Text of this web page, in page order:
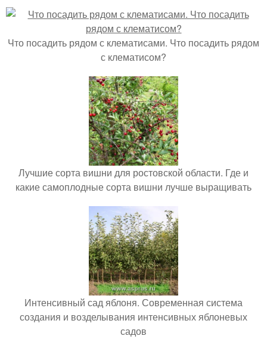
Что посадить рядом с клематисами. Что посадить рядом
с клематисом?
Лучшие сорта вишни для ростовской области. Где и
какие самоплодные сорта вишни лучше выращивать
Интенсивный сад яблоня. Современная система
создания и возделывания интенсивных яблоневых
садов